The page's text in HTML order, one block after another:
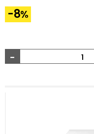
-8%
-